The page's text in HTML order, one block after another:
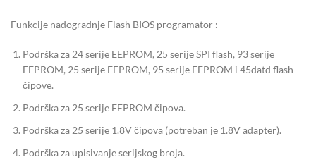
Funkcije nadogradnje Flash BIOS programator :
Podrška za 24 serije EEPROM, 25 serije SPI flash, 93 serije
EEPROM, 25 serije EEPROM, 95 serije EEPROM i 45datd flash
čipove.
Podrška za 25 serije EEPROM čipova.
Podrška za 25 serije 1.8V čipova (potreban je 1.8V adapter).
Podrška za upisivanje serijskog broja.